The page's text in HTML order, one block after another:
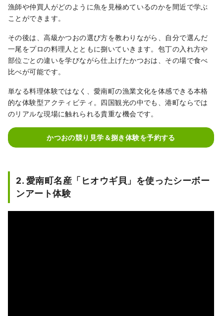
漁師や仲買人がどのように魚を見極めているのかを間近で学ぶ
ことができます。
その後は、高級かつおの選び方を教わりながら、自分で選んだ
一尾をプロの料理人とともに捌いていきます。包丁の入れ方や
部位ごとの違いを学びながら仕上げたかつおは、その場で食べ
比べが可能です。
単なる料理体験ではなく、愛南町の漁業文化を体感できる本格
的な体験型アクティビティ。四国観光の中でも、港町ならでは
のリアルな現場に触れられる貴重な機会です。
かつおの競り見学＆捌き体験を予約する
2. 愛南町名産「ヒオウギ貝」を使ったシーボー
ンアート体験